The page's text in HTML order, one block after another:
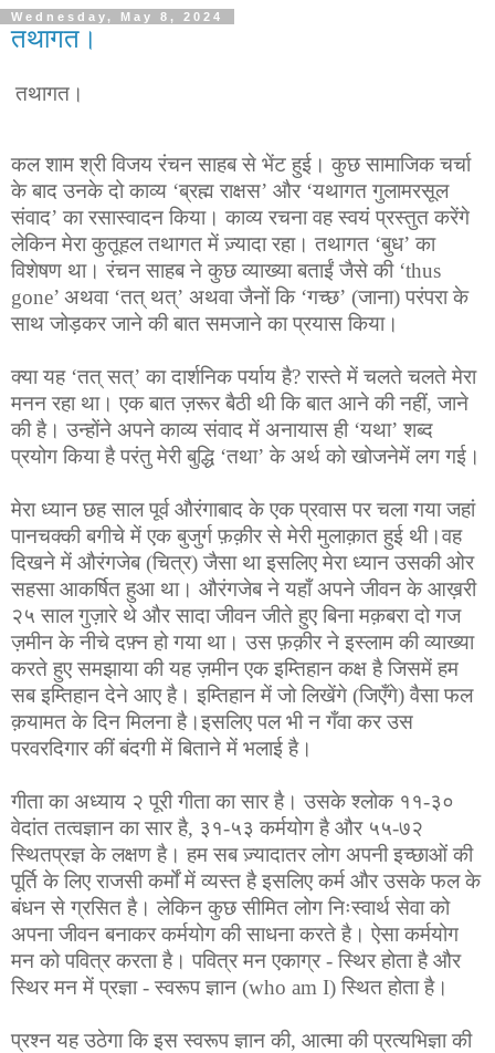
Wednesday, May 8, 2024
तथागत।
तथागत।
कल शाम श्री विजय रंचन साहब से भेंट हुई। कुछ सामाजिक चर्चा
के बाद उनके दो काव्य ‘ब्रह्म राक्षस’ और ‘यथागत गुलामरसूल
संवाद’ का रसास्वादन किया। काव्य रचना वह स्वयं प्रस्तुत करेंगे
लेकिन मेरा कुतूहल तथागत में ज़्यादा रहा। तथागत ‘बुध’ का
विशेषण था। रंचन साहब ने कुछ व्याख्या बताईं जैसे की ‘thus
gone’ अथवा ‘तत् थत्’ अथवा जैनों कि ‘गच्छ’ (जाना) परंपरा के
साथ जोड़कर जाने की बात समजाने का प्रयास किया।
क्या यह ‘तत् सत्’ का दार्शनिक पर्याय है? रास्ते में चलते चलते मेरा
मनन रहा था। एक बात ज़रूर बैठी थी कि बात आने की नहीं, जाने
की है। उन्होंने अपने काव्य संवाद में अनायास ही ‘यथा’ शब्द
प्रयोग किया है परंतु मेरी बुद्धि ‘तथा’ के अर्थ को खोजनेमें लग गई।
मेरा ध्यान छह साल पूर्व औरंगाबाद के एक प्रवास पर चला गया जहां
पानचक्की बगीचे में एक बुजुर्ग फ़क़ीर से मेरी मुलाक़ात हुई थी।वह
दिखने में औरंगजेब (चित्र) जैसा था इसलिए मेरा ध्यान उसकी ओर
सहसा आकर्षित हुआ था। औरंगजेब ने यहाँ अपने जीवन के आख़री
२५ साल गुज़ारे थे और सादा जीवन जीते हुए बिना मक़बरा दो गज
ज़मीन के नीचे दफ़्न हो गया था। उस फ़क़ीर ने इस्लाम की व्याख्या
करते हुए समझाया की यह ज़मीन एक इम्तिहान कक्ष है जिसमें हम
सब इम्तिहान देने आए है। इम्तिहान में जो लिखेंगे (जिएँगे) वैसा फल
क़यामत के दिन मिलना है।इसलिए पल भी न गँवा कर उस
परवरदिगार कीं बंदगी में बिताने में भलाई है।
गीता का अध्याय २ पूरी गीता का सार है। उसके श्लोक ११-३०
वेदांत तत्वज्ञान का सार है, ३१-५३ कर्मयोग है और ५५-७२
स्थितप्रज्ञ के लक्षण है। हम सब ज़्यादातर लोग अपनी इच्छाओं की
पूर्ति के लिए राजसी कर्मों में व्यस्त है इसलिए कर्म और उसके फल के
बंधन से ग्रसित है। लेकिन कुछ सीमित लोग निःस्वार्थ सेवा को
अपना जीवन बनाकर कर्मयोग की साधना करते है। ऐसा कर्मयोग
मन को पवित्र करता है। पवित्र मन एकाग्र - स्थिर होता है और
स्थिर मन में प्रज्ञा - स्वरूप ज्ञान (who am I) स्थित होता है।
प्रश्न यह उठेगा कि इस स्वरूप ज्ञान की, आत्मा की प्रत्यभिज्ञा की